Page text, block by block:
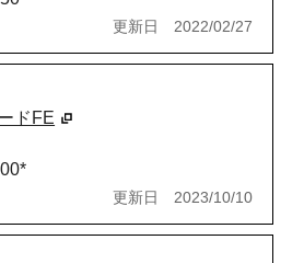
更新日 2022/02/27
ドFE
更新日 2023/10/10